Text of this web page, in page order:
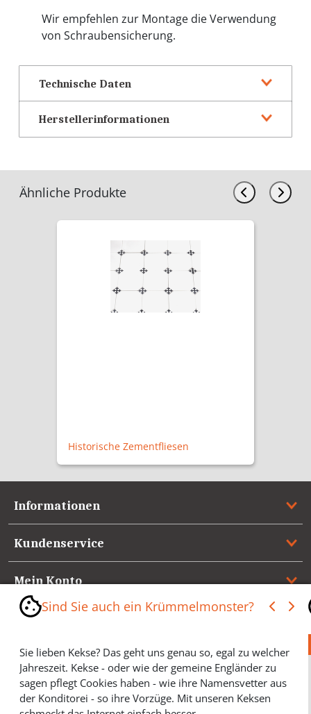
Wir empfehlen zur Montage die Verwendung
von Schraubensicherung.
Technische Daten
Herstellerinformationen
Ähnliche Produkte
Wohnungstürgarnitur Alpsee NM
Informationen
Kundenservice
Mein Konto
Referenzen
Medienspiegel & Presseinformationen
*** Vertrag widerrufen ***
Sind Sie auch ein Krümmelmonster?
Sie lieben Kekse? Das geht uns genau so, egal zu welcher
Jahreszeit. Kekse - oder wie der gemeine Engländer zu
sagen pflegt Cookies haben - wie ihre Namensvetter aus
der Konditorei - so ihre Vorzüge. Mit unseren Keksen